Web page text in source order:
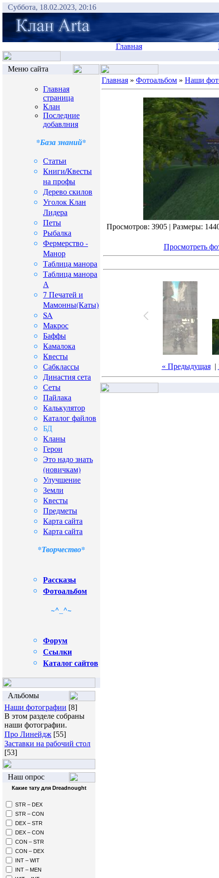
Суббота, 18.02.2023, 20:16
Главная
Меню сайта
Главная
страница
Клан
Последние
добавлния
*База знаний*
Статьи
Книги/Квесты
на профы
Дерево скилов
Уголок Клан
Лидера
Петы
Рыбалка
Фермерство -
Манор
Таблица манора
Таблица манора
А
7 Печатей и
Мамонны(Каты)
SA
Макрос
Баффы
Камалока
Квесты
Сабклассы
Династия сета
Сеты
Пайлака
Калькулятор
Каталог файлов
БД
Кланы
Герои
Это надо знать
(новичкам)
Улучшение
Земли
Квесты
Предметы
Карта сайта
Карта сайта
*Творчество*
Рассказы
Фотоальбом
~^_^~
Форум
Сcылки
Каталог сайтов
Альбомы
Наши фотографии [8]
В этом разделе собраны
наши фотографии.
Про Линейдж [55]
Заставки на рабочий стол
[53]
Наш опрос
Какие тату для Dreadnought
STR – DEX
STR – CON
DEX – STR
DEX – CON
CON – STR
CON – DEX
INT – WIT
INT – MEN
Главная » Фотоальбом » Наши
Просмотров: 3905 | Размеры:
Просмотреть
« Предыдущая|